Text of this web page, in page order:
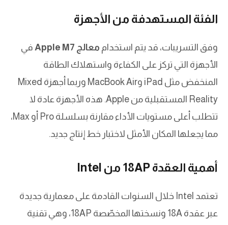
الفئة المستهدفة من الأجهزة
وفق التسريبات، قد يتم استخدام معالج Apple M7
في
الأجهزة التي تركز على الكفاءة واستهلاك الطاقة
المنخفض مثل iPad وMacBook Air وربما أجهزة Mixed
Reality المستقبلية من Apple. هذه الأجهزة عادة لا
تتطلب أعلى مستويات الأداء مقارنة بسلسلة Pro أو Max،
مما يجعلها المكان الأمثل لاختبار خط إنتاج جديد.
أهمية العقدة 18AP من Intel
تعتمد Intel خلال السنوات القادمة على معمارية جديدة
عبر عقدة 18A ونسختها المخصّصة 18AP، وهي تقنية